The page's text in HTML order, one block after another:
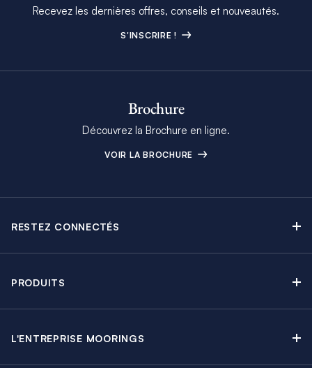
Recevez les dernières offres, conseils et nouveautés.
S'INSCRIRE !
Brochure
Découvrez la Brochure en ligne.
VOIR LA BROCHURE
RESTEZ CONNECTÉS
Offres en cours
PRODUITS
L'ENTREPRISE MOORINGS